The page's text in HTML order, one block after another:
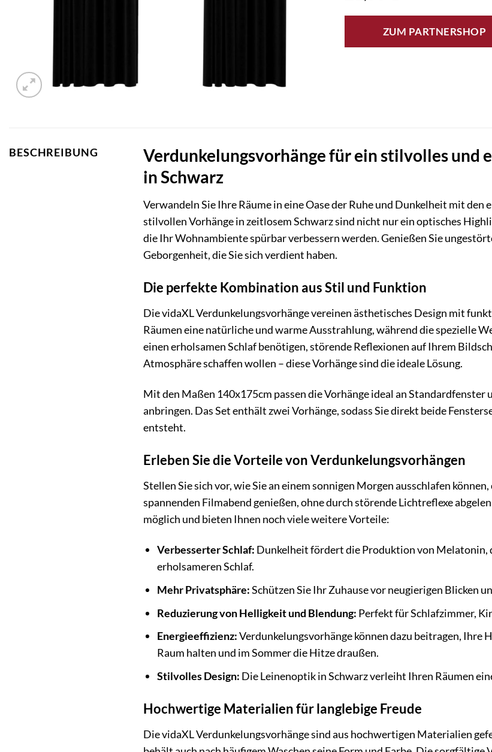
ZUM PARTNERSHOP
BESCHREIBUNG
Verdunkelungsvorhänge für ein stilvolles und
in Schwarz
Verwandeln Sie Ihre Räume in eine Oase der Ruhe und Dunkelheit mit den
stilvollen Vorhänge in zeitlosem Schwarz sind nicht nur ein optisches
die Ihr Wohnambiente spürbar verbessern werden. Genießen Sie
Geborgenheit, die Sie sich verdient haben.
Die perfekte Kombination aus Stil und Funktion
Die vidaXL Verdunkelungsvorhänge vereinen ästhetisches Design mit
Räumen eine natürliche und warme Ausstrahlung, während die spezielle
einen erholsamen Schlaf benötigen, störende Reflexionen auf Ihrem
Atmosphäre schaffen wollen – diese Vorhänge sind die ideale Lösung.
Mit den Maßen 140x175cm passen die Vorhänge ideal an
anbringen. Das Set enthält zwei Vorhänge, sodass Sie direkt beide
entsteht.
Erleben Sie die Vorteile von Verdunkelungsvorhängen
Stellen Sie sich vor, wie Sie an einem sonnigen Morgen ausschlafen
spannenden Filmabend genießen, ohne durch störende Lichtreflexe
möglich und bieten Ihnen noch viele weitere Vorteile:
Verbesserter Schlaf: Dunkelheit fördert die Produktion von Melatonin,
erholsameren Schlaf.
Mehr Privatsphäre:Schützen Sie Ihr Zuhause vor neugierigen Blicken
Reduzierung von Helligkeit und Blendung: Perfekt für Schlafzimmer,
Energieeffizienz:Verdunkelungsvorhänge können dazu beitragen, Ihre
Raum halten und im Sommer die Hitze draußen.
Stilvolles Design: Die Leinenoptik in Schwarz verleiht Ihren Räumen
Hochwertige Materialien für langlebige Freude
Die vidaXL Verdunkelungsvorhänge sind aus hochwertigen Materialien